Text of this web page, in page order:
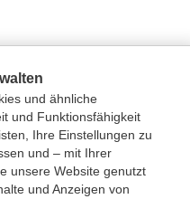
und ähnliche
und Funktionsfähigkeit
Ihre Einstellungen zu
und – mit Ihrer
unsere Website genutzt
und Anzeigen von